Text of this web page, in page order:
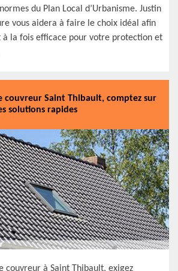
du Plan Local d’Urbanisme. Justin
vous aidera à faire le choix idéal afin
la fois efficace pour votre protection et
couvreur Saint Thibault, comptez sur
solutions rapides
couvreur à Saint Thibault, exigez